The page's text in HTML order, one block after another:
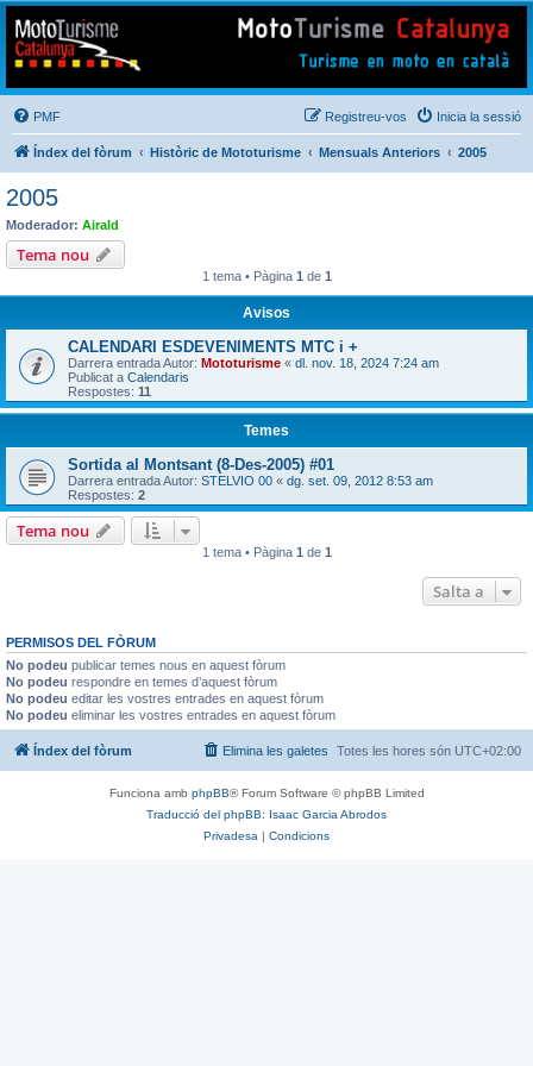
Mototurisme
Turisme en moto en català
PMF Inicia la sessió
Registreu-vos
Índex del fòrum Històric de Mototurisme Mensuals Anteriors 2005
2005
Moderador: Airald
Tema nou
1 tema • Pàgina 1 de 1
Avisos
CALENDARI ESDEVENIMENTS MTC i +
Darrera entrada Autor: Mototurisme « dl. nov. 18, 2024 7:24 am
Publicat a Calendaris
Respostes: 11
Temes
Sortida al Montsant (8-Des-2005) #01
Darrera entrada Autor: STELVIO 00 « dg. set. 09, 2012 8:53 am
Respostes: 2
Tema nou
1 tema • Pàgina 1 de 1
Salta a
PERMISOS DEL FÒRUM
No podeu publicar temes nous en aquest fòrum
No podeu respondre en temes d’aquest fòrum
No podeu editar les vostres entrades en aquest fòrum
No podeu eliminar les vostres entrades en aquest fòrum
Índex del fòrum Totes les hores són UTC+02:00
Elimina les galetes
Funciona amb phpBB® Forum Software © phpBB Limited
Traducció del phpBB: Isaac Garcia Abrodos
Privadesa | Condicions